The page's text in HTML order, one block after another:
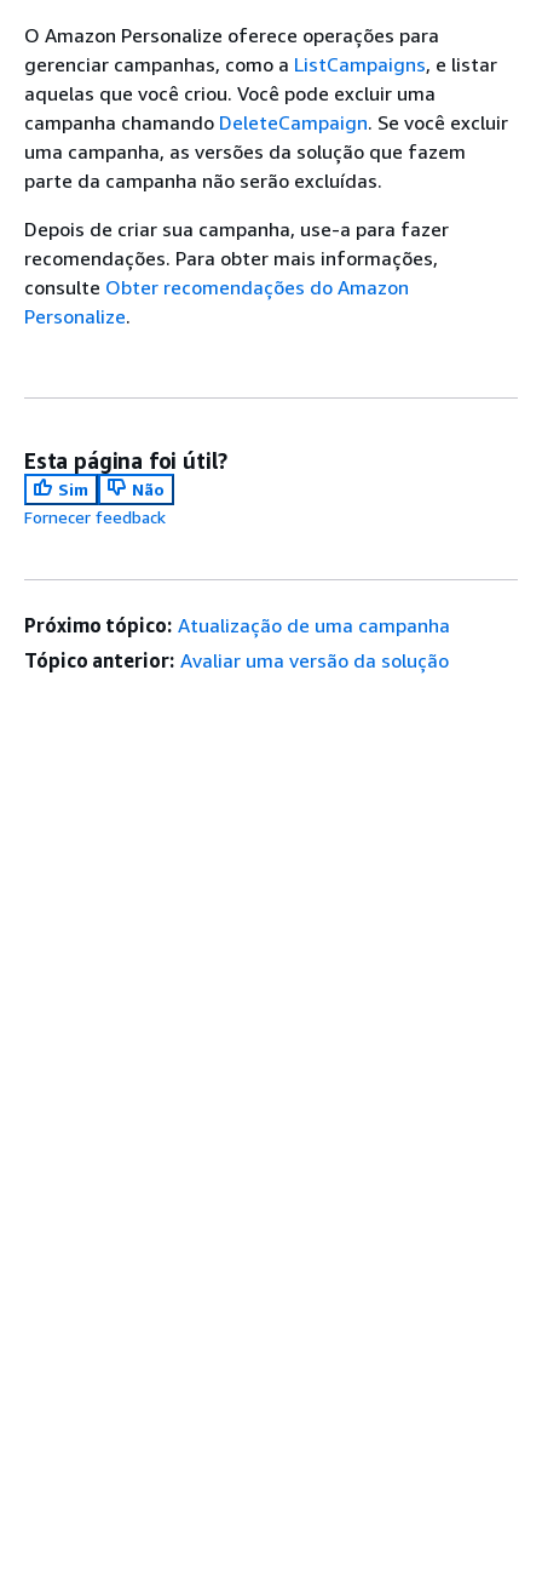
O Amazon Personalize oferece operações para
gerenciar campanhas, como a ListCampaigns, e listar
aquelas que você criou. Você pode excluir uma
campanha chamando DeleteCampaign. Se você excluir
uma campanha, as versões da solução que fazem
parte da campanha não serão excluídas.
Depois de criar sua campanha, use-a para fazer
recomendações. Para obter mais informações,
consulte Obter recomendações do Amazon
Personalize.
Esta página foi útil?
Sim
Não
Fornecer feedback
Próximo tópico: Atualização de uma campanha
Tópico anterior: Avaliar uma versão da solução